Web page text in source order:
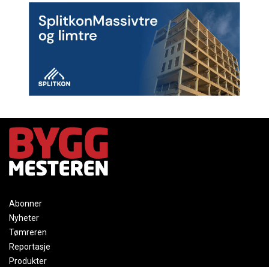
Abonner
Nyheter
Tømreren
Reportasje
Produkter